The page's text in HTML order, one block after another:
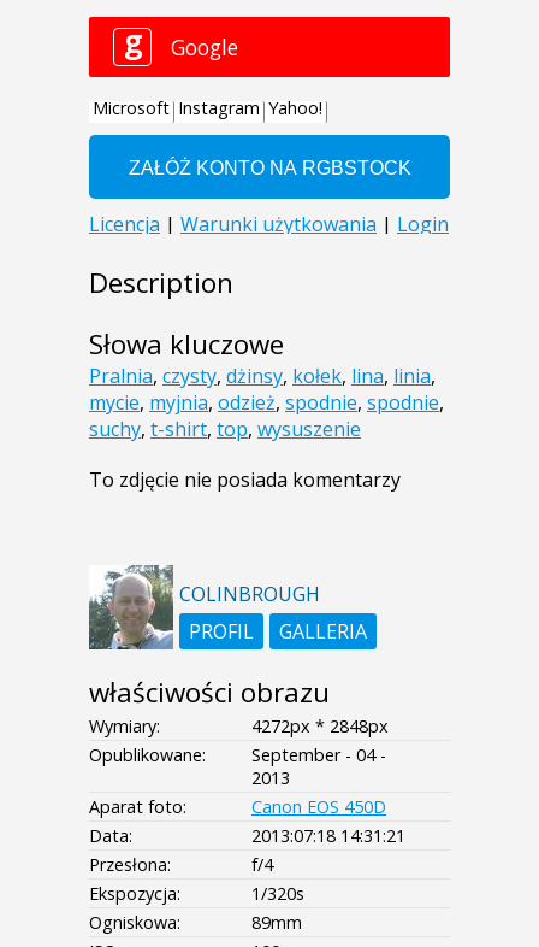
Description
Słowa kluczowe
Pralnia, czysty, dżinsy, kołek, lina, linia,
mycie, myjnia, odzież, spodnie, spodnie,
suchy, t-shirt, top, wysuszenie
To zdjęcie nie posiada komentarzy
COLINBROUGH
PROFIL
GALLERIA
właściwości obrazu
Wymiary:
4272px * 2848px
Opublikowane:
September - 04 -
2013
Aparat foto:
Canon EOS 450D
Data:
2013:07:18 14:31:21
Przesłona:
f/4
Ekspozycja:
1/320s
Ogniskowa:
89mm